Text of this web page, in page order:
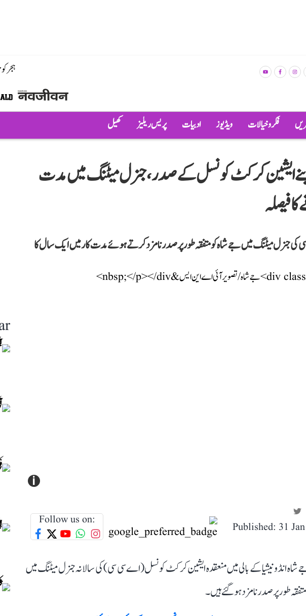
ہجر
فکر و خیالات ویڈیوز ادبیات پریس ریلیز کھیل
ایشین کرکٹ کونسل کے صدر، جنرل میٹنگ میں مدت
فیصلہ
کی جنرل میٹنگ میں جے شاہ کو متفقہ طور پر صدر نامزد کرتے ہوئے مدت کار میں ایک سال کا
i
Published: 31
Follow us on:
شاہ انڈونیشیا کے بالی میں منعقدہ ایشین کرکٹ کونسل (اے سی سی) کی سالانہ جنرل میٹنگ میں
طور پر صدر نامزد ہو گئے ہیں۔